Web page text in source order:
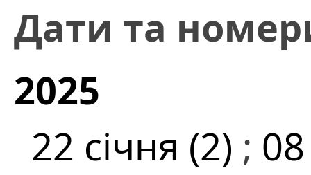
Дати та
2025
22 січня (2) ;